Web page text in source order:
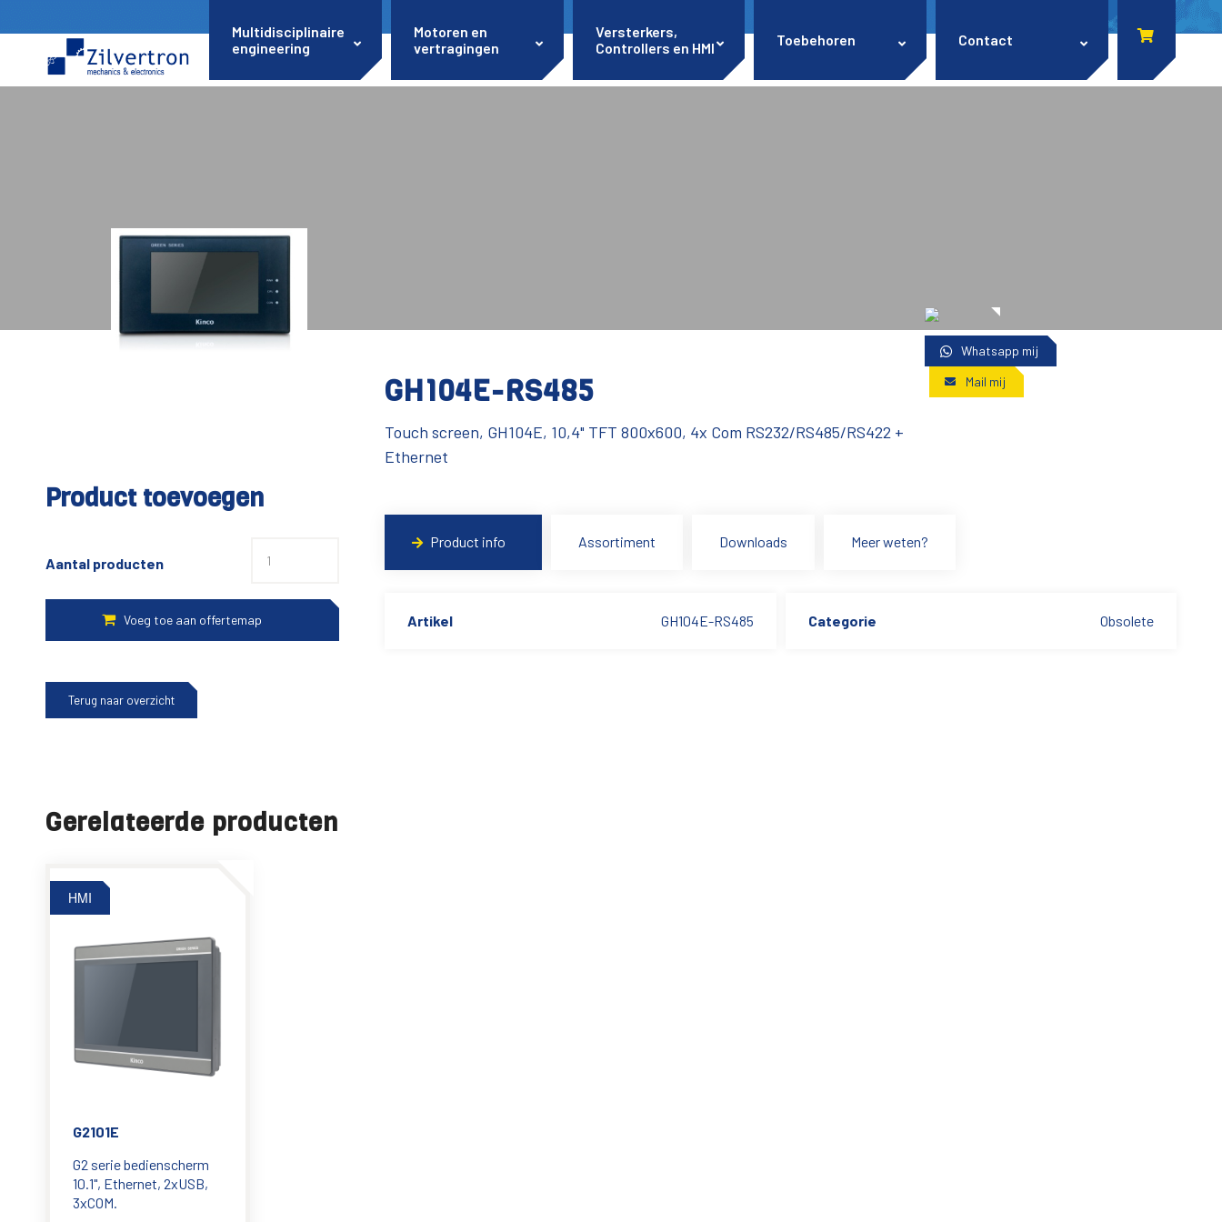
Multidisciplinaire
engineering
Motoren en
vertragingen
Versterkers,
Controllers en HMI
Toebehoren Contact
Whatsapp mij
Mail mij
Product toevoegen
Aantal producten
Terug naar overzicht
GH104E-RS485
Touch screen, GH104E, 10,4" TFT 800x600, 4x Com RS232/RS485/RS422 +
Ethernet
Product info Assortiment Downloads Meer weten?
Artikel GH104E-RS485 Categorie Obsolete
Gerelateerde producten
HMI
G2101E
G2 serie bedienscherm
10.1", Ethernet, 2xUSB,
3xCOM.